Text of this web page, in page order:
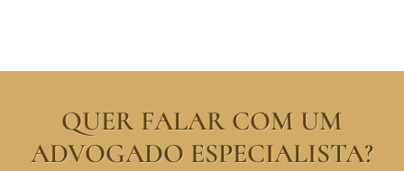
QUER FALAR COM UM
ADVOGADO ESPECIALISTA?